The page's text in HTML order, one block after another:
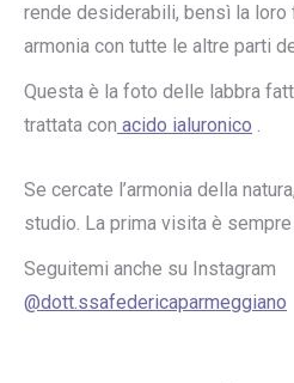
rende desiderabili, bensì la
armonia con tutte le altre parti
Questa è la foto delle labbra
trattata con acido ialuronico .
Se cercate l’armonia della
studio. La prima visita è sempre
Seguitemi anche su Instagram
@dott.ssafedericaparmeggiano